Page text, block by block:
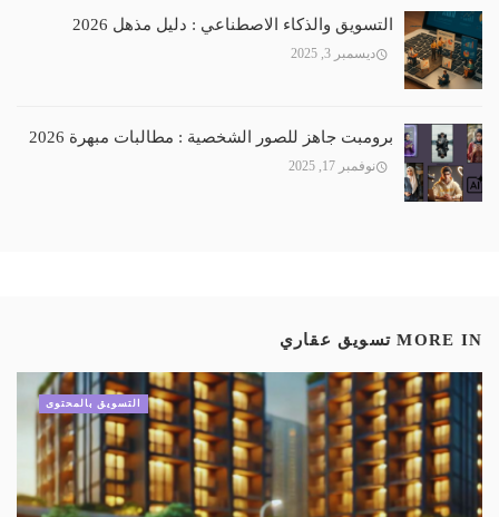
التسويق والذكاء الاصطناعي : دليل مذهل 2026
ديسمبر 3, 2025
برومبت جاهز للصور الشخصية : مطالبات مبهرة 2026
نوفمبر 17, 2025
MORE IN تسويق عقاري
التسويق بالمحتوى